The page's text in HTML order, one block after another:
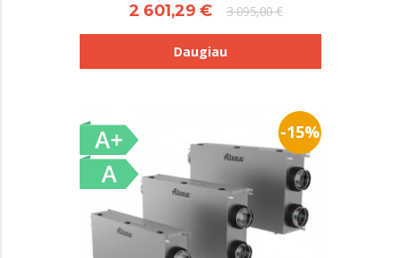
2 601,29 € 3 095,00 €
Daugiau
-15%